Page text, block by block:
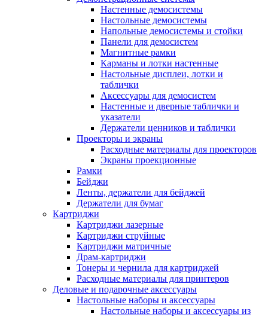
Настенные демосистемы
Настольные демосистемы
Напольные демосистемы и стойки
Панели для демосистем
Магнитные рамки
Карманы и лотки настенные
Настольные дисплеи, лотки и
таблички
Аксессуары для демосистем
Настенные и дверные таблички и
указатели
Держатели ценников и таблички
Проекторы и экраны
Расходные материалы для проекторов
Экраны проекционные
Рамки
Бейджи
Ленты, держатели для бейджей
Держатели для бумаг
Картриджи
Картриджи лазерные
Картриджи струйные
Картриджи матричные
Драм-картриджи
Тонеры и чернила для картриджей
Расходные материалы для принтеров
Деловые и подарочные аксессуары
Настольные наборы и аксессуары
Настольные наборы и аксессуары из